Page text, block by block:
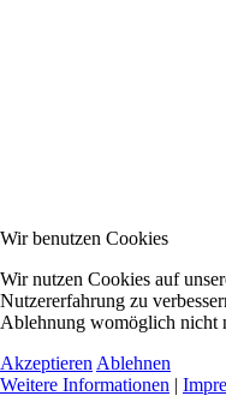
Wir benutzen Cookies
Wir nutzen Cookies auf
Nutzererfahrung zu
Ablehnung womöglich nicht
Akzeptieren Ablehnen
Weitere Informationen |